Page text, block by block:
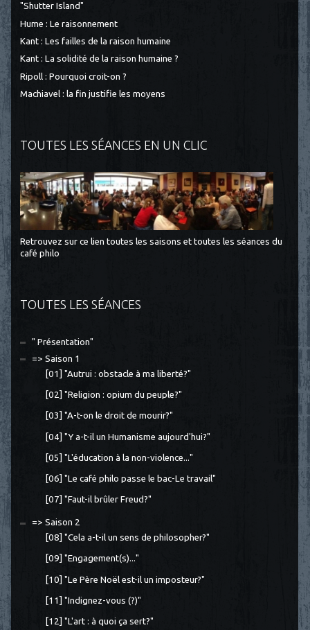
"Shutter Island"
Hume : Le raisonnement
Kant : Les failles de la raison humaine
Kant : La solidité de la raison humaine ?
Ripoll : Pourquoi croit-on ?
Machiavel : la fin justifie les moyens
TOUTES LES SÉANCES EN UN CLIC
Retrouvez sur ce lien toutes les saisons et toutes les séances du
café philo
TOUTES LES SÉANCES
" Présentation"
=> Saison 1
[01] "Autrui : obstacle à ma liberté?"
[02] "Religion : opium du peuple?"
[03] "A-t-on le droit de mourir?"
[04] "Y a-t-il un Humanisme aujourd'hui?"
[05] "L'éducation à la non-violence..."
[06] "Le café philo passe le bac-Le travail"
[07] "Faut-il brûler Freud?"
=> Saison 2
[08] "Cela a-t-il un sens de philosopher?"
[09] "Engagement(s)..."
[10] "Le Père Noël est-il un imposteur?"
[11] "Indignez-vous (?)"
[12] "L'art : à quoi ça sert?"